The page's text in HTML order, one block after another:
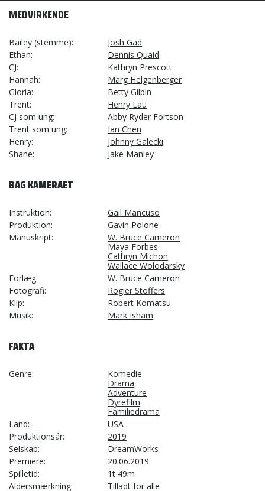
MEDVIRKENDE
Bailey (stemme)
Josh Gad
Ethan
Dennis Quaid
CJ
Kathryn Prescott
Hannah
Marg Helgenberger
Gloria
Betty Gilpin
Trent
Henry Lau
CJ som ung
Abby Ryder Fortson
Trent som ung
Ian Chen
Henry
Johnny Galecki
Shane
Jake Manley
BAG KAMERAET
Instruktion
Gail Mancuso
Produktion
Gavin Polone
Manuskript
W. Bruce Cameron
Maya Forbes
Cathryn Michon
Wallace Wolodarsky
Forlæg
W. Bruce Cameron
Fotografi
Rogier Stoffers
Klip
Robert Komatsu
Musik
Mark Isham
FAKTA
Genre
Komedie
Drama
Adventure
Dyrefilm
Familiedrama
Land
USA
Produktionsår
2019
Selskab
DreamWorks
Premiere
20.06.2019
Spilletid
1t 49m
Aldersmærkning
Tilladt for alle